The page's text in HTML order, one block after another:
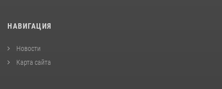
НАВИГАЦИЯ
Новости
Карта сайта